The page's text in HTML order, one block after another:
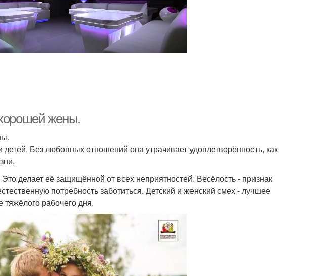
жены.
Без любовных отношений она утрачивает удовлетворённость, как
делает её защищённой от всех неприятностей. Весёлость - признак
потребность заботиться. Детский и женский смех - лучшее
рабочего дня.